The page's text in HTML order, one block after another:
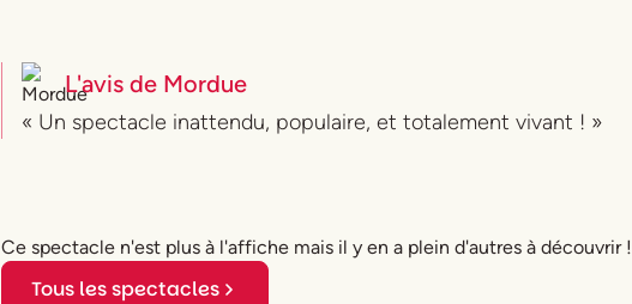
L'avis de Mordue
« Un spectacle inattendu, populaire, et totalement vivant ! »
Ce spectacle n'est plus à l'affiche mais il y en a plein d'autres à découvrir !
Tous les spectacles